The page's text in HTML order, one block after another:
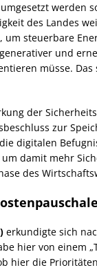
werden
des Landes
steuerbare
und
müsse.
der
zur
digitalen
damit mehr
des
erkundigte sich
hier von einem
hier die